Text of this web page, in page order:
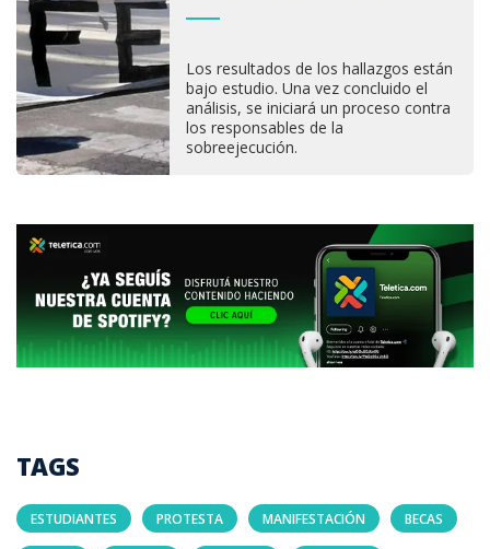
Los resultados de los hallazgos están
bajo estudio. Una vez concluido el
análisis, se iniciará un proceso contra
los responsables de la
sobreejecución.
TAGS
ESTUDIANTES PROTESTA MANIFESTACIÓN BECAS